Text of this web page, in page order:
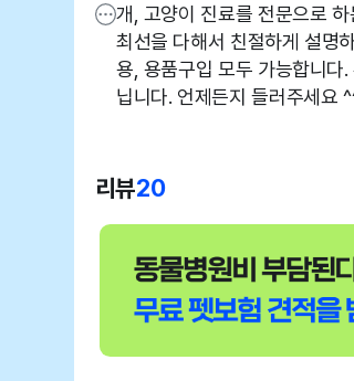
개, 고양이 진료를 전문으로
최선을 다해서 친절하게 설명
용, 용품구입 모두 가능합니다
닙니다. 언제든지 들러주세요
리뷰20